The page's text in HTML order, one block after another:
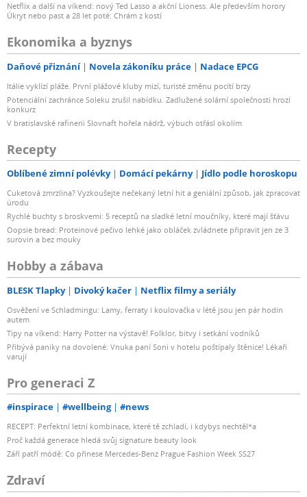
Netflix a další na víkend: nový Ted Lasso a akční Lioness. Ale především horory
Úkryt nebo past a 28 let poté: Chrám z kostí
Ekonomika a byznys
Daňové přiznání Novela zákoníku práce Nadace EPCG
Itálie vyklízí pláže. První plážové kluby mizí, turisté změnu pocítí brzy
Potenciální zachránce Soleku zrušil nabídku. Zadlužené solární společnosti hrozí
konkurz
V bratislavské rafinerii Slovnaft hořela nádrž, výbuch otřásl okolím
Recepty
Oblíbené zimní polévky Domácí pekárny Jídlo podle horoskopu
Cuketová zmrzlina? Vyzkoušejte nečekaný letní hit a geniální způsob, jak zpracovat
úrodu
Rychlé buchty s broskvemi: 5 receptů na sladké letní moučníky, které mají šťávu
Oopsie bread: Proteinové pečivo lehké jako obláček zvládnete připravit jen ze 3
surovin a bez mouky
Hobby a zábava
BLESK Tlapky Divoký kačer Netflix filmy a seriály
Osvěžení ve Schladmingu: Lamy, ferraty i koulovačka v létě jsou jen pár hodin
autem
Tipy na víkend: Harry Potter na výstavě! Folklor, bitvy i setkání vodníků
Přibývá paniky na dovolené: Vnuka paní Soni v hotelu poštípaly štěnice! Lékaři
varují
Pro generaci Z
#inspirace #wellbeing #news
RECEPT: Perfektní letní kombinace, které tě zchladí, i kdybys nechtěl*a
Proč každá generace hledá svůj signature beauty look
Září patří módě: Co přinese Mercedes-Benz Prague Fashion Week SS27
Zdraví